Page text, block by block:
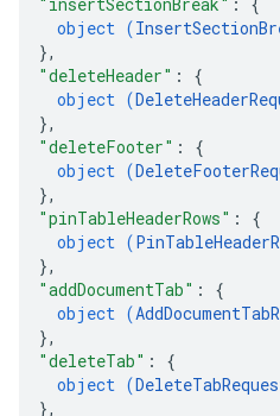
object (
},
"deleteHeader" : {
object (
},
"deleteFooter" : {
object (
},
"pinTableHeaderRows" : {
object (
},
"addDocumentTab" : {
object (
},
"deleteTab" : {
object (
},